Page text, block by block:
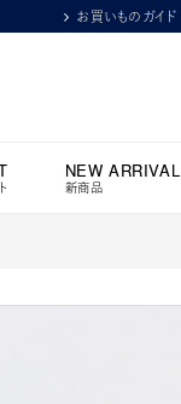
お買いものガイド
NEW ARRIVAL
新商品